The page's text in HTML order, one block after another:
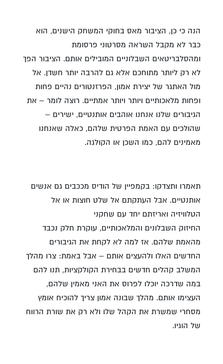
הנה כי כן, הציבור מאס בחוקי המשחק הישנים, הוא
כבר לא מקבל השראה מסרטוני פרסומת
ומהסלבריטאים השבלוניים המובילים אותם. הציבור הפך
לא רק ליותר מתוחכם אלא גם להרבה יותר חשדן. אל
מול האתגר של יצירת אמון, הפרזנטורים נהיים פחות
ופחות מלאכותיים ויותר ויותר אמתיים. רוצה לומר – את
הגיבורים שלנו אנחנו אוהבים אותנטיים, ישירים –
שהולכים עם האמת הפרטית שלהם, כאלה שאנחנו
מאמינים להם, כמו השכן או הקולגה.
תאמרו ותצדקו: בקמפיין של הודיס מככבים גם אנשים
אותנטיים. אבל העתקתם אל שלט חוצות או אל
הטלוויזיה ואריזתם יחד עם שחקני
החיזוק השבלונים והמלאכותיים, עוקרת חלק נכבד
מהאמת שלהם. אז למה לא לקחת את הגיבורים
החדשים האלו ולהעצים אותם – אבל באמת: צרו מהלך
המשלב קהלים חדשים בבחירת הקולקציות, תנו להם
במה שדרכה יוכלו לפרוס את האני מאמין שלהם,
העצימו אותם. מהלך שבונה אמון צריך להוכיח אומץ
מסחרי שמשרת את הקהל שלו ולא רק את שורת הרווח
של הוגיו.